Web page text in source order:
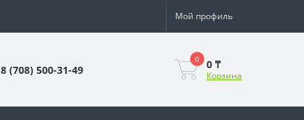
Мой профиль
8 (708) 500-31-49
0 0 ₸
Корзина